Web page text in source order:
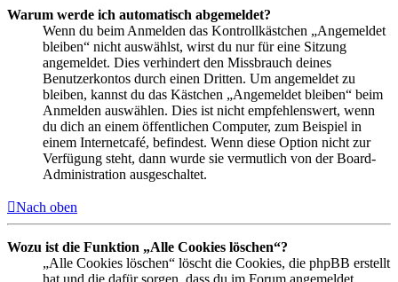
Warum werde ich automatisch abgemeldet?
Wenn du beim Anmelden das Kontrollkästchen „Angemeldet
bleiben“ nicht auswählst, wirst du nur für eine Sitzung
angemeldet. Dies verhindert den Missbrauch deines
Benutzerkontos durch einen Dritten. Um angemeldet zu
bleiben, kannst du das Kästchen „Angemeldet bleiben“ beim
Anmelden auswählen. Dies ist nicht empfehlenswert, wenn
du dich an einem öffentlichen Computer, zum Beispiel in
einem Internetcafé, befindest. Wenn diese Option nicht zur
Verfügung steht, dann wurde sie vermutlich von der Board-
Administration ausgeschaltet.
Nach oben
Wozu ist die Funktion „Alle Cookies löschen“?
„Alle Cookies löschen“ löscht die Cookies, die phpBB erstellt